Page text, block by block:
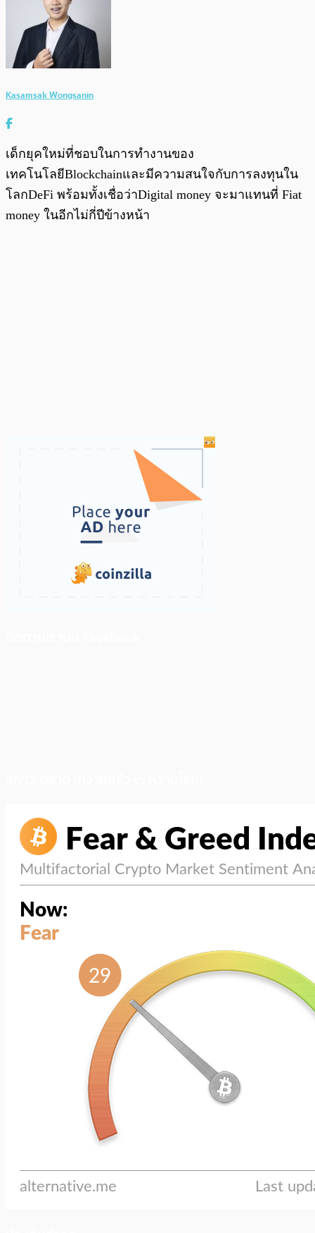
Kasamsak Wongsanin
เด็กยุคใหม่ที่ชอบในการทำงานของ
เทคโนโลยีBlockchainและมีความสนใจกับการลงทุนใน
โลกDeFi พร้อมทั้งเชื่อว่าDigital money จะมาแทนที่ Fiat
money ในอีกไม่กี่ปีข้างหน้า